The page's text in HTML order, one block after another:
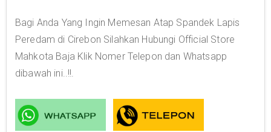
Bagi Anda Yang Ingin Memesan Atap Spandek Lapis
Peredam di Cirebon Silahkan Hubungi Official Store
Mahkota Baja Klik Nomer Telepon dan Whatsapp
dibawah ini..!!.